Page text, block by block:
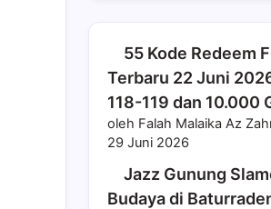
55 Kode Redeem
Terbaru 22 Juni
118-119 dan 10.000
oleh Falah Malaika Az
29 Juni 2026
Jazz Gunung
Budaya di